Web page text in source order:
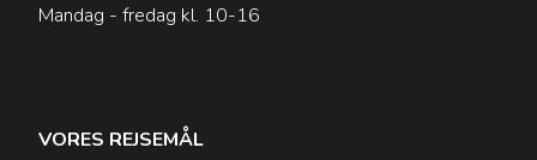
Mandag - fredag kl. 10-16
VORES REJSEMÅL